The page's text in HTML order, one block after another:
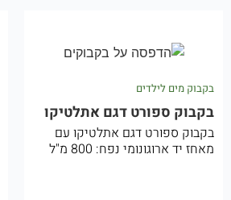
בקבוק מים לילדים
בקבוק ספורט דגם אתלטיקו
בקבוק ספורט דגם אתלטיקו עם
מאחז יד ארוגונומי נפח: 800 מ"ל